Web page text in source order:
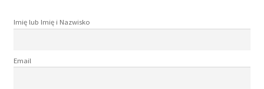
Imię lub Imię i Nazwisko
Email